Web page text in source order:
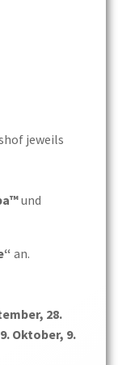
jeweils
und
an.
28.
Oktober, 9.